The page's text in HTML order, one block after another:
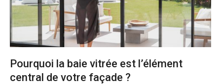
Pourquoi la baie vitrée est l’élément
central de votre façade ?